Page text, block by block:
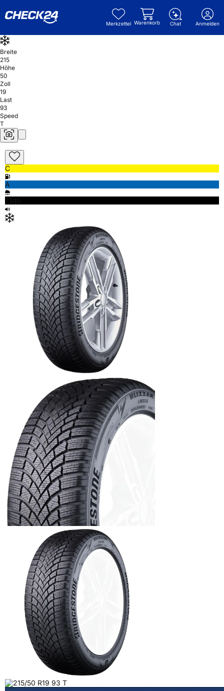
Merkzettel Warenkorb Chat Anmelden
Breite
215
Höhe
50
Zoll
19
Last
93
Speed
T
C
A
71db